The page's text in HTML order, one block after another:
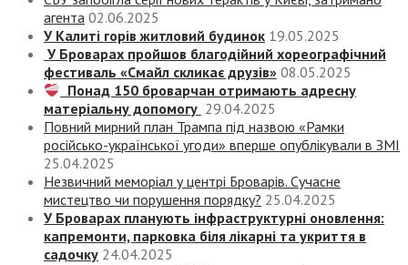
агента 02.06.2025
У Калиті горів житловий будинок 19.05.2025
У Броварах пройшов благодійний хореографічний
фестиваль «Смайл скликає друзів» 08.05.2025
Понад 150 броварчан отримають адресну
матеріальну допомогу 29.04.2025
Повний мирний план Трампа під назвою «‎Рамки
російсько-української угоди» вперше опублікували в ЗМІ
25.04.2025
Незвичний меморіал у центрі Броварів. Сучасне
мистецтво чи порушення порядку? 25.04.2025
У Броварах планують інфраструктурні оновлення:
капремонти, парковка біля лікарні та укриття в
садочку 24.04.2025